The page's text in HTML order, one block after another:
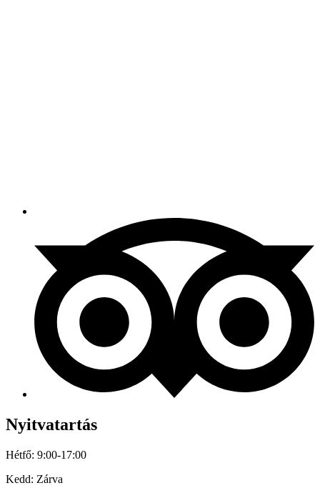
Nyitvatartás
Hétfő: 9:00-17:00
Kedd: Zárva